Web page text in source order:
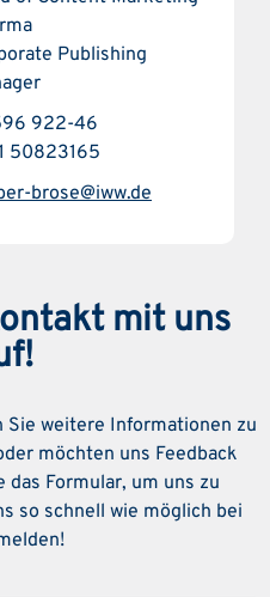
Publishing
922-46
50823165
brose@iww.de
mit uns
Sie weitere Informationen zu
möchten uns Feedback
Formular, um uns zu
so schnell wie möglich bei